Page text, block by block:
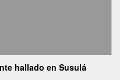
hallado en Susulá